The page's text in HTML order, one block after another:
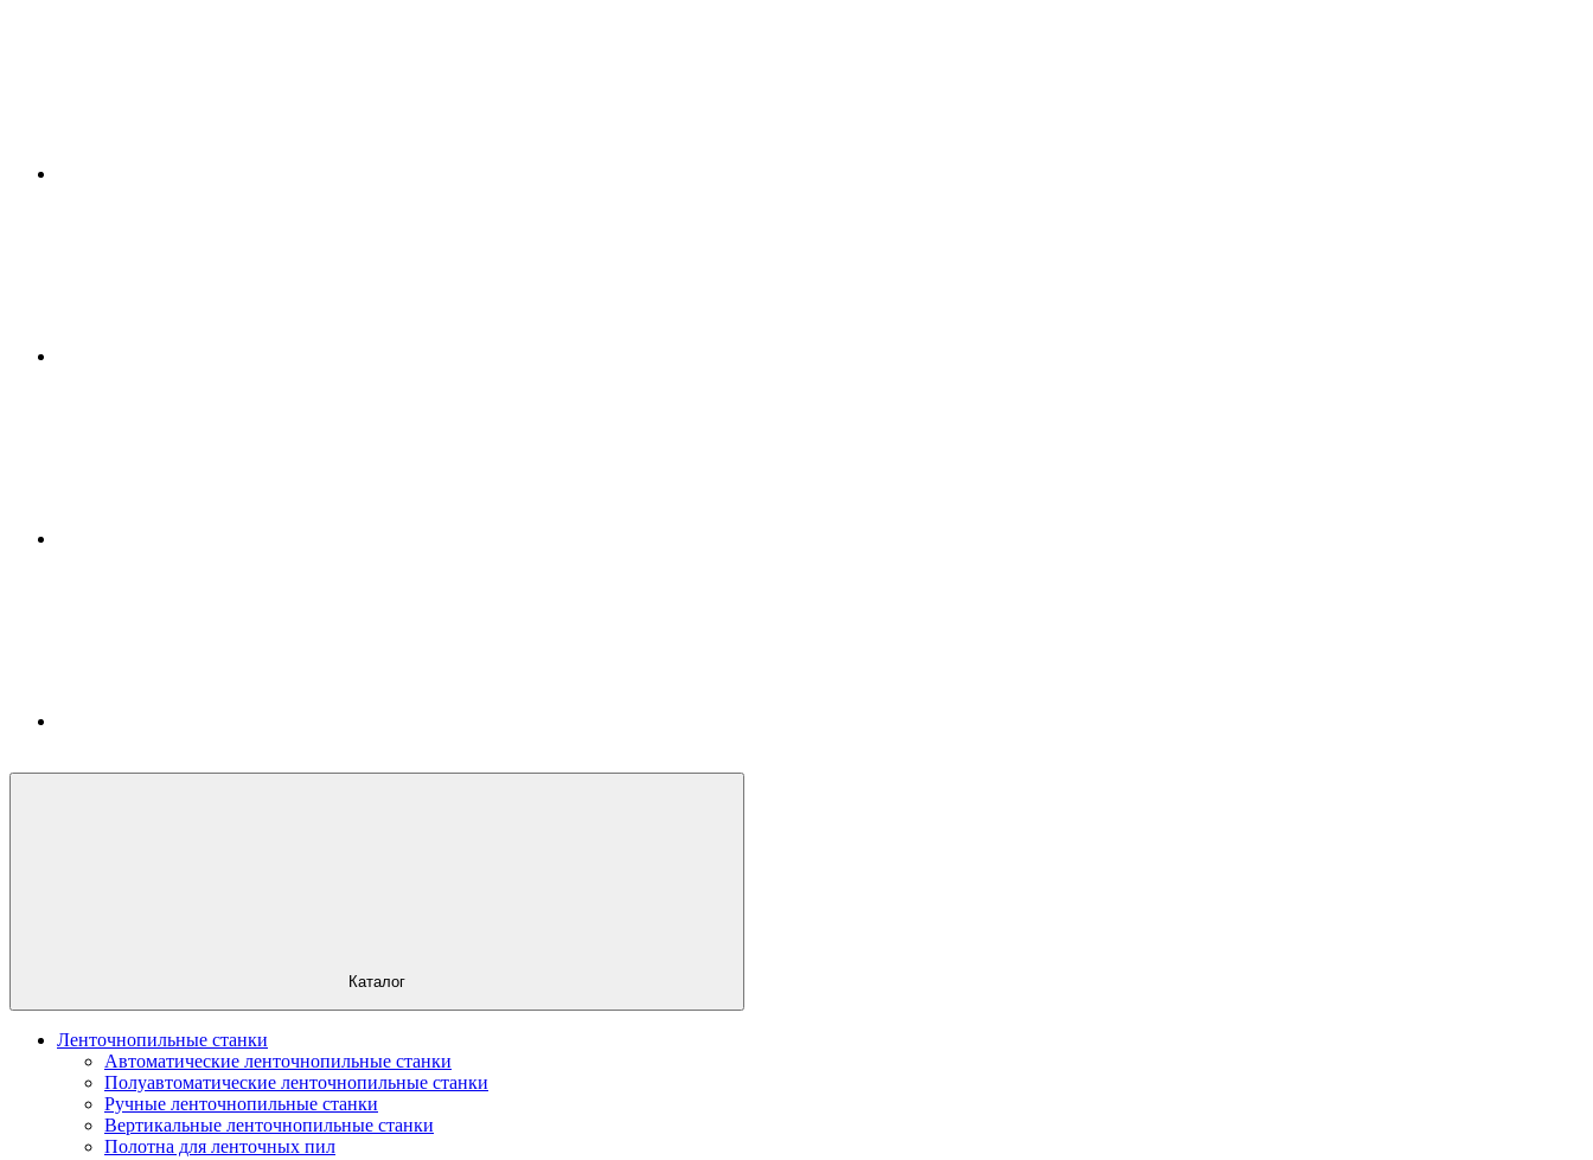
Каталог
Ленточнопильные станки
Автоматические ленточнопильные станки
Полуавтоматические ленточнопильные станки
Ручные ленточнопильные станки
Вертикальные ленточнопильные станки
Полотна для ленточных пил